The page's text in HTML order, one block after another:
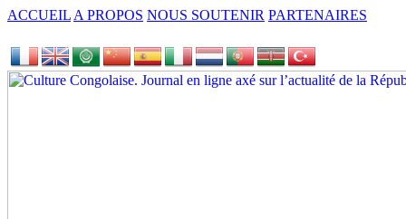
ACCUEIL A PROPOS NOUS SOUTENIR PARTENAIRES